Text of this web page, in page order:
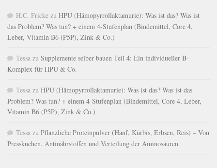
H.C. Fricke zu HPU (Hämopyrrollaktamurie): Was ist das? Was ist
das Problem? Was tun? + einem 4-Stufenplan (Bindemittel, Core 4,
Leber, Vitamin B6 (P5P), Zink & Co.)
Tessa zu Supplemente selber bauen Teil 4: Ein individueller B-
Komplex für HPU & Co.
Tessa zu HPU (Hämopyrrollaktamurie): Was ist das? Was ist das
Problem? Was tun? + einem 4-Stufenplan (Bindemittel, Core 4, Leber,
Vitamin B6 (P5P), Zink & Co.)
Tessa zu Pflanzliche Proteinpulver (Hanf, Kürbis, Erbsen, Reis) – Von
Presskuchen, Antinährstoffen und Verteilung der Aminosäuren